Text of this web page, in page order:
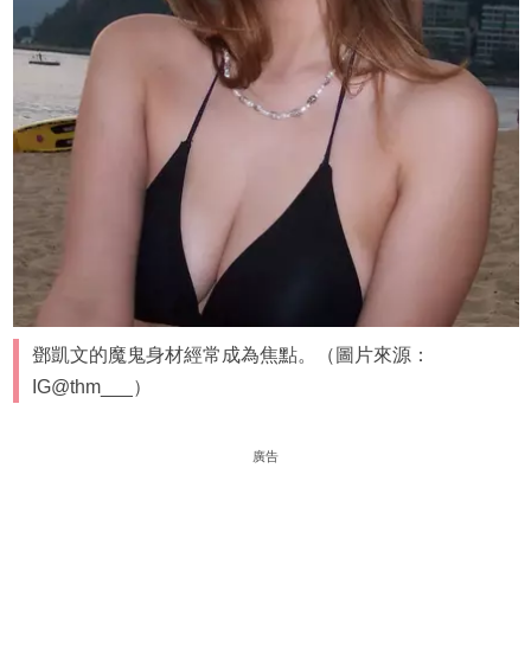
鄧凱文的魔鬼身材經常成為焦點。（圖片來源：
IG@thm___）
廣告